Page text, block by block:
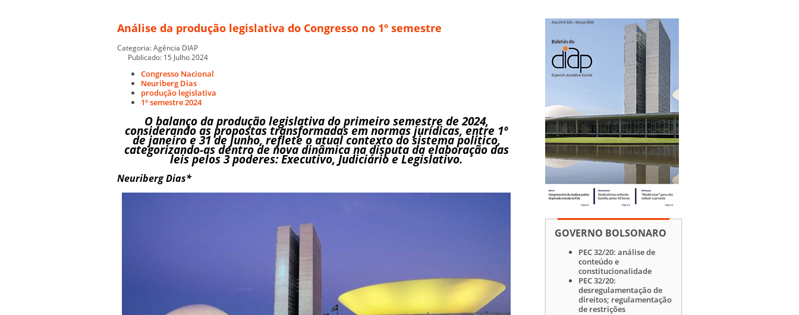
Análise da produção legislativa do Congresso no 1º semestre
Categoria:Agência DIAP
Publicado: 15 Julho 2024
Congresso Nacional
Neuriberg Dias
produção legislativa
1º semestre 2024
O balanço da produção legislativa do primeiro semestre de 2024,
considerando as propostas transformadas em normas jurídicas, entre 1º
de janeiro e 31 de junho, reflete o atual contexto do sistema político,
categorizando-as dentro de nova dinâmica na disputa da elaboração das
leis pelos 3 poderes: Executivo, Judiciário e Legislativo.
Neuriberg Dias*
GOVERNO BOLSONARO
PEC 32/20: análise de
conteúdo e
constitucionalidade
PEC 32/20:
desregulamentação de
direitos; regulamentação
de restrições